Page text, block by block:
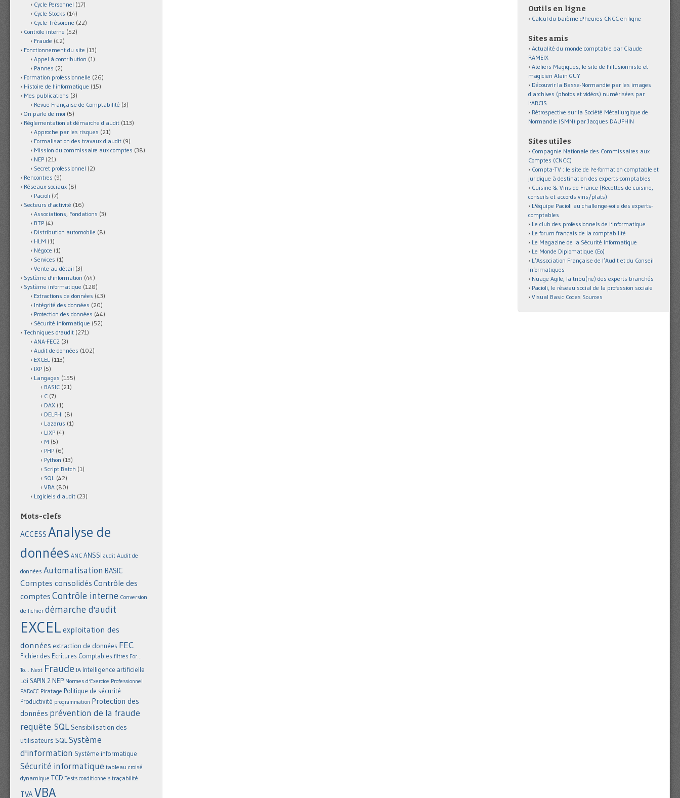
Cycle Personnel (17)
Cycle Stocks (14)
Cycle Trésorerie (22)
Contrôle interne (52)
Fraude (42)
Fonctionnement du site (13)
Appel à contribution (1)
Pannes (2)
Formation professionnelle (26)
Histoire de l'informatique (15)
Mes publications (3)
Revue Française de Comptabilité (3)
On parle de moi (5)
Réglementation et démarche d'audit (113)
Approche par les risques (21)
Formalisation des travaux d'audit (9)
Mission du commissaire aux comptes (38)
NEP (21)
Secret professionnel (2)
Rencontres (9)
Réseaux sociaux (8)
Pacioli (7)
Secteurs d'activité (16)
Associations, Fondations (3)
BTP (4)
Distribution automobile (8)
HLM (1)
Négoce (1)
Services (1)
Vente au détail (3)
Système d'information (44)
Système informatique (128)
Extractions de données (43)
Intégrité des données (20)
Protection des données (44)
Sécurité informatique (52)
Techniques d'audit (271)
ANA-FEC2 (3)
Audit de données (102)
EXCEL (113)
IXP (5)
Langages (155)
BASIC (21)
C (7)
DAX (1)
DELPHI (8)
Lazarus (1)
LIXP (4)
M (5)
PHP (6)
Python (13)
Script Batch (1)
SQL (42)
VBA (80)
Logiciels d'audit (23)
Mots-clefs
ACCESS Analyse de
données ANC ANSSI audit Audit de
données Automatisation BASIC
Comptes consolidés Contrôle des
comptes Contrôle interne Conversion
de fichier démarche d'audit
EXCEL exploitation des
données extraction de données FEC
Fichier des Ecritures Comptables filtres For...
To... Next Fraude IA Intelligence artificielle
Loi SAPIN 2 NEP Normes d'Exercice Professionnel
PADoCC Piratage Politique de sécurité
Productivité programmation Protection des
données prévention de la fraude
requête SQL Sensibilisation des
utilisateurs SQLSystème
d'information Système informatique
Sécurité informatique tableau croisé
dynamique TCD Tests conditionnels traçabilité
TVAVBA
Outils en ligne
Calcul du barème d'heures CNCC en ligne
Sites amis
Actualité du monde comptable par Claude
RAMEIX
Ateliers Magiques, le site de l'illusionniste et
magicien Alain GUY
Découvrir la Basse-Normandie par les images
d'archives (photos et vidéos) numérisées par
l'ARCIS
Rétrospective sur la Société Métallurgique de
Normandie (SMN) par Jacques DAUPHIN
Sites utiles
Compagnie Nationale des Commissaires aux
Comptes (CNCC)
Compta-TV : le site de l'e-formation comptable et
juridique à destination des experts-comptables
Cuisine & Vins de France (Recettes de cuisine,
conseils et accords vins/plats)
L'équipe Pacioli au challenge-voile des experts-
comptables
Le club des professionnels de l'informatique
Le forum français de la comptabilité
Le Magazine de la Sécurité Informatique
Le Monde Diplomatique (Eo)
L’Association Française de l’Audit et du Conseil
Informatiques
Nuage Agile, la tribu(ne) des experts branchés
Pacioli, le réseau social de la profession sociale
Visual Basic Codes Sources